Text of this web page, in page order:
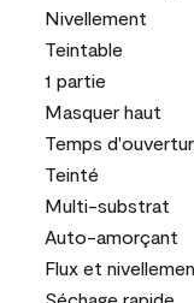
Nivellement
Teintable
1 partie
Masquer haut
Temps
Teinté
Multi-substrat
Auto-amorçant
Flux et
Séchage rapide